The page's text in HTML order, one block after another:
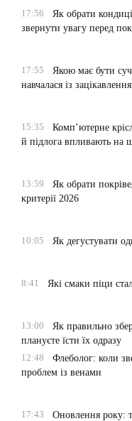
17:56
Як обрати
звернути увагу перед
17:55
Якою має бути
навчалася із
15:35
Комп’ютерне
й підлога впливають на
13:59
Як обрати
критерії 2026
10:05
Як дегустувати
8:41
Які смаки піци
13:00
Як правильно
плануєте їсти їх одразу
12:48
Флеболог: коли
проблем із венами
17:43
Оновлення року: